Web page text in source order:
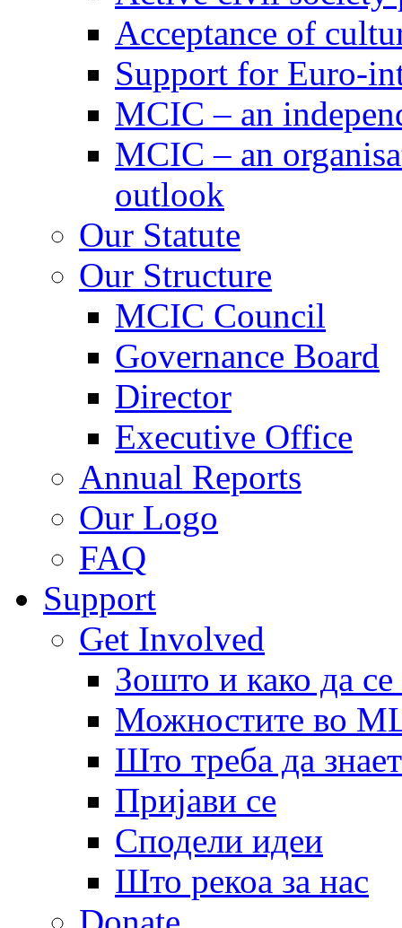
Acceptance of
Support for Euro-
MCIC – an
MCIC – an
outlook
Our Statute
Our Structure
MCIC Council
Governance Board
Director
Executive Office
Annual Reports
Our Logo
FAQ
Support
Get Involved
Зошто и како да
Можностите во
Што треба да
Пријави се
Сподели идеи
Што рекоа за нас